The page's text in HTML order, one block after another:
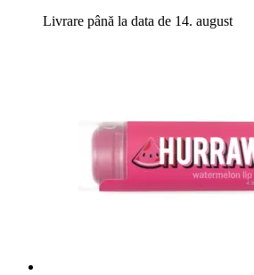
Livrare până la data de 14. august